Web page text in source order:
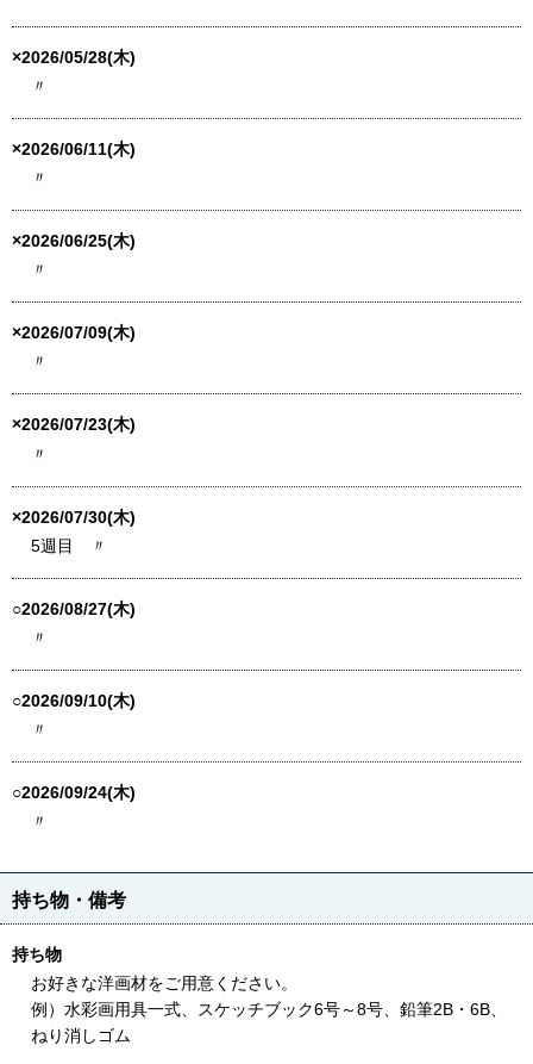
×2026/05/28(木)
〃
×2026/06/11(木)
〃
×2026/06/25(木)
〃
×2026/07/09(木)
〃
×2026/07/23(木)
〃
×2026/07/30(木)
5週目 〃
○2026/08/27(木)
〃
○2026/09/10(木)
〃
○2026/09/24(木)
〃
持ち物・備考
持ち物
お好きな洋画材をご用意ください。
例）水彩画用具一式、スケッチブック6号～8号、鉛筆2B・6B、
ねり消しゴム